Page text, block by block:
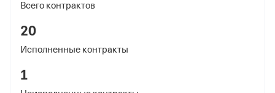
2 июля 2019
Всего контрактов
20
Исполненные контракты
1